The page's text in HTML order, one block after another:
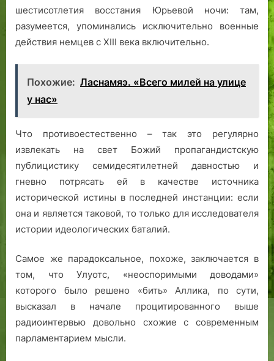
шестисотлетия восстания Юрьевой ночи: там,
разумеется, упоминались исключительно военные
действия немцев с XIII века включительно.
Похожие: Ласнамяэ. «Всего милей на улице
у нас»
Что противоестественно – так это регулярно
извлекать на свет Божий пропагандистскую
публицистику семидесятилетней давностью и
гневно потрясать ей в качестве источника
исторической истины в последней инстанции: если
она и является таковой, то только для исследователя
истории идеологических баталий.
Самое же парадоксальное, похоже, заключается в
том, что Улуотс, «неоспоримыми доводами»
которого было решено «бить» Аллика, по сути,
высказал в начале процитированного выше
радиоинтервью довольно схожие с современным
парламентарием мысли.